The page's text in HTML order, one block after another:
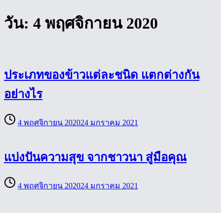
วัน: 4 พฤศจิกายน 2020
ประเภทของข้าวแต่ละชนิด แตกต่างกัน
อย่างไร
4 พฤศจิกายน 202024 มกราคม 2021
แบ่งปันความสุข จากชาวนา สู่มือคุณ
4 พฤศจิกายน 202024 มกราคม 2021